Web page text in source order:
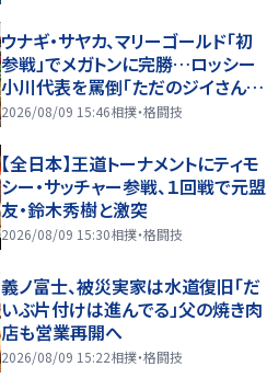
ウナギ・サヤカ、マリーゴールド「初
参戦」でメガトンに完勝…ロッシー
小川代表を罵倒「ただのジイさん」
…８・９おおた
2026/08/09 15:46相撲・格闘技
【全日本】王道トーナメントにティモ
シー・サッチャー参戦、１回戦で元盟
友・鈴木秀樹と激突
2026/08/09 15:30相撲・格闘技
義ノ富士、被災実家は水道復旧「だ
いぶ片付けは進んでる」父の焼き肉
店も営業再開へ
2026/08/09 15:22相撲・格闘技